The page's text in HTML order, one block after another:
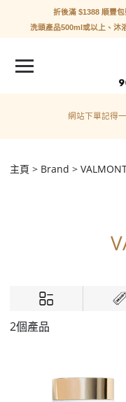
折後滿 $1388 順豐包
洗頭產品500ml或以上、沐
網站下單記得
主頁 Brand
2個產品